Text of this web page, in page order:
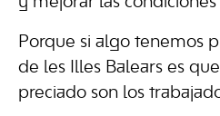
Porque si algo tenemos
de les Illes Balears es
preciado son los